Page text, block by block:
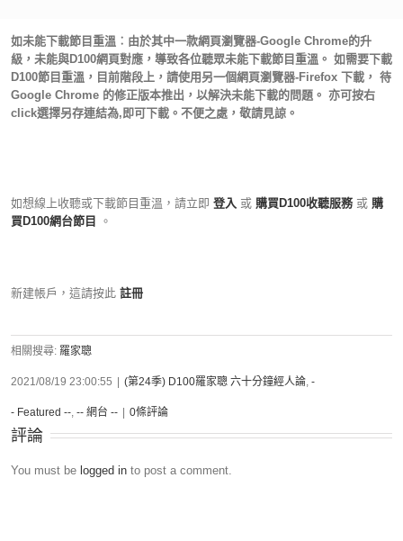
如未能下載節目重溫︰由於其中一款網頁瀏覽器-Google Chrome的升
級，未能與D100網頁對應，導致各位聽眾未能下載節目重溫。 如需要下載
D100節目重溫，目前階段上，請使用另一個網頁瀏覽器-Firefox 下載， 待
Google Chrome 的修正版本推出，以解決未能下載的問題。 亦可按右
click選擇另存連結為,即可下載。不便之處，敬請見諒。
如想線上收聽或下載節目重溫，請立即 登入 或 購買D100收聽服務 或 購
買D100網台節目
。
新建帳戶，這請按此 註冊
相關搜尋: 羅家聰
2021/08/19 23:00:55 (第24季) D100羅家聰 六十分鐘經人論, -
- Featured --, -- 網台 -- 0條評論
評論
You must be logged in to post a comment.